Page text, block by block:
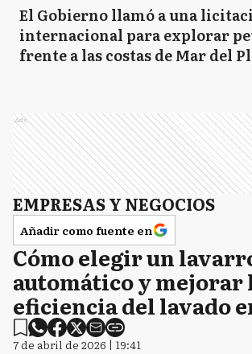
El Gobierno llamó a una
internacional para explorar
frente a las costas de Mar del
Ads
EMPRESAS Y NEGOCIOS
Añadir como fuente en
Cómo elegir un
automático y mejorar
eficiencia del lavado
7 de abril de 2026 | 19:41